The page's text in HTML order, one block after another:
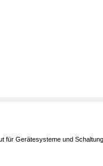
für Gerätesysteme und